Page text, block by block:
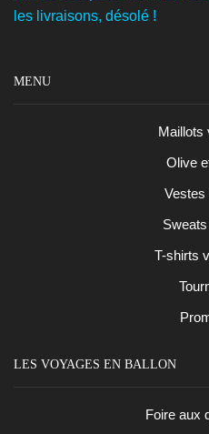
les livraisons, désolé !
MENU
Maillots
Olive
Vestes
T-shirts
LES VOYAGES EN BALLON
Foire aux